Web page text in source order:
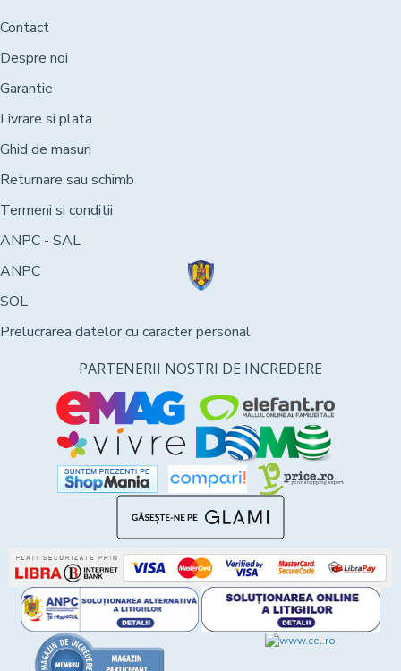
Contact
Despre noi
Garantie
Livrare si plata
Ghid de masuri
Returnare sau schimb
Termeni si conditii
ANPC - SAL
ANPC
SOL
Prelucrarea datelor cu caracter personal
PARTENERII NOSTRI DE INCREDERE